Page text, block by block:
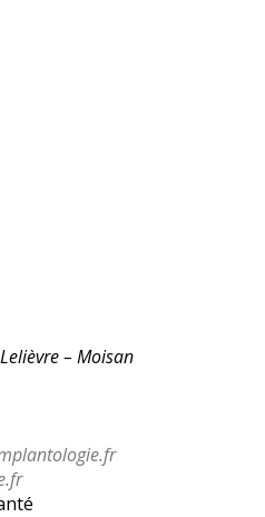
– Moisan